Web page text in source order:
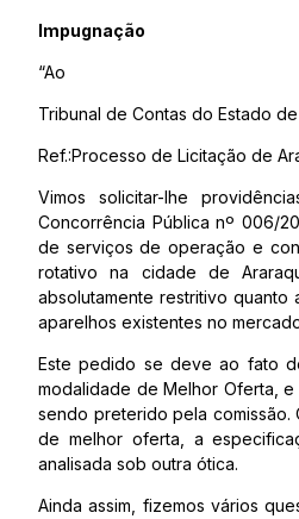
Impugnação
“Ao
Tribunal de Contas do Estado
Ref.:Processo de Licitação de
Vimos solicitar-lhe
Concorrência Pública nº 006/
de serviços de operação e
rotativo na cidade de
absolutamente restritivo quanto
aparelhos existentes no
Este pedido se deve ao fato
modalidade de Melhor Oferta,
sendo preterido pela comissão.
de melhor oferta, a
analisada sob outra ótica.
Ainda assim, fizemos vários